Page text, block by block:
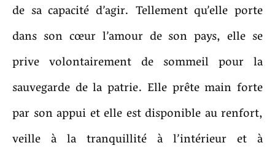
de sa capacité d’agir. Tellement qu’elle porte
dans son cœur l’amour de son pays, elle se
prive volontairement de sommeil pour la
sauvegarde de la patrie. Elle prête main forte
par son appui et elle est disponible au renfort,
veille à la tranquillité à l’intérieur et à